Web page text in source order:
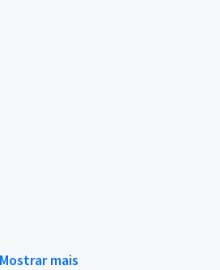
Mostrar mais